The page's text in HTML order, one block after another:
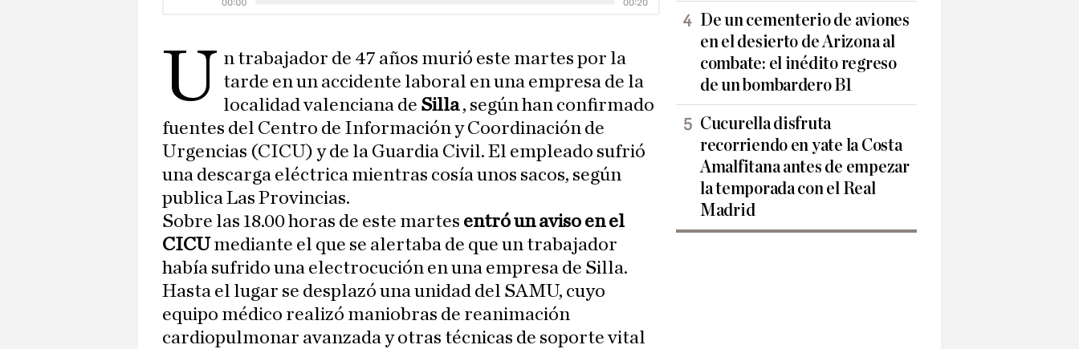
U n trabajador de 47 años murió este martes por la
tarde en un accidente laboral en una empresa de la
localidad valenciana de Silla, según han confirmado
fuentes del Centro de Información y Coordinación de
Urgencias (CICU) y de la Guardia Civil. El empleado sufrió
una descarga eléctrica mientras cosía unos sacos, según
publica Las Provincias.
Sobre las 18.00 horas de este martes entró un aviso en el
CICUmediante el que se alertaba de que un trabajador
había sufrido una electrocución en una empresa de Silla.
Hasta el lugar se desplazó una unidad del SAMU, cuyo
equipo médico realizó maniobras de reanimación
cardiopulmonar avanzada y otras técnicas de soporte vital
De un cementerio de aviones
en el desierto de Arizona al
combate: el inédito regreso
de un bombardero B1
Cucurella disfruta
recorriendo en yate la Costa
Amalfitana antes de empezar
la temporada con el Real
Madrid